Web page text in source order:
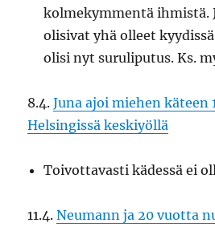
kolmekymmentä ihmistä.
olisivat yhä olleet
olisi nyt suruliputus. Ks.
8.4.Juna ajoi miehen käteen
Helsingissä keskiyöllä
Toivottavasti kädessä ei
11.4.Neumann ja 20 vuotta